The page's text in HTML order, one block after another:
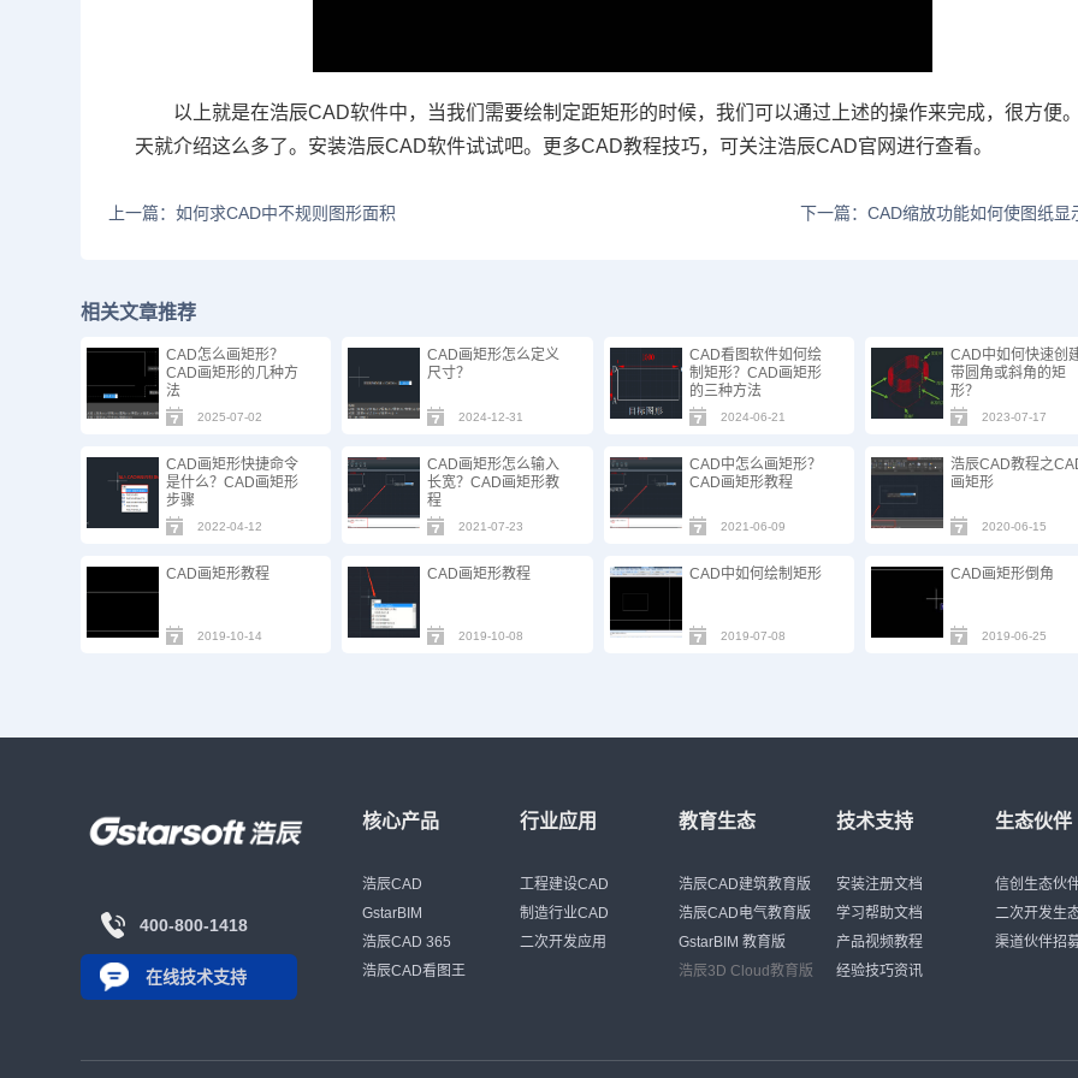
以上就是在浩辰CAD软件中，当我们需要绘制定距矩形的时候，我们可以通过上述的操作来完成，很方便
天就介绍这么多了。安装浩辰CAD软件试试吧。更多CAD教程技巧，可关注浩辰CAD官网进行查看。
上一篇：如何求CAD中不规则图形面积 下一篇：CAD缩放功能如何使图纸显
相关文章推荐
CAD怎么画矩形？
CAD画矩形的几种方
法
2025-07-02
CAD画矩形怎么定义
尺寸？
2024-12-31
CAD看图软件如何绘
制矩形？CAD画矩形
的三种方法
2024-06-21
CAD中如何快速创
带圆角或斜角的矩
形？
2023-07-17
CAD画矩形快捷命令
是什么？CAD画矩形
步骤
2022-04-12
CAD画矩形怎么输入
长宽？CAD画矩形教
程
2021-07-23
CAD中怎么画矩形？
CAD画矩形教程
2021-06-09
浩辰CAD教程之
画矩形
2020-06-15
CAD画矩形教程
2019-10-14
CAD画矩形教程
2019-10-08
CAD中如何绘制矩形
2019-07-08
CAD画矩形倒角
2019-06-25
400-800-1418
在线技术支持
核心产品
浩辰CAD
GstarBIM
浩辰CAD 365
浩辰CAD看图王
行业应用
工程建设CAD
制造行业CAD
二次开发应用
教育生态
浩辰CAD建筑教育版
浩辰CAD电气教育版
GstarBIM 教育版
浩辰3D Cloud教育版
技术支持
安装注册文档
学习帮助文档
产品视频教程
经验技巧资讯
生态伙伴
信创生态伙
二次开发生
渠道伙伴招